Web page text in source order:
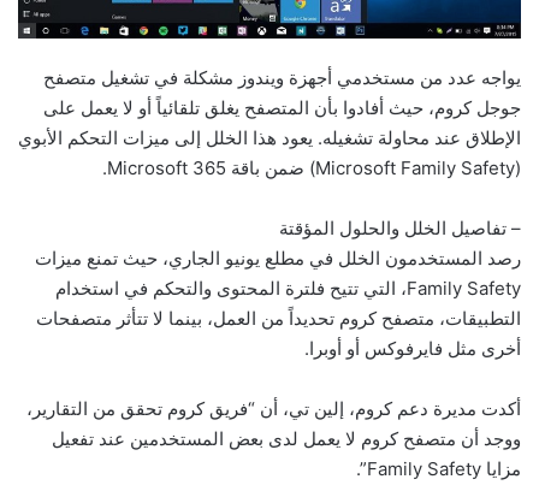
يواجه عدد من مستخدمي أجهزة ويندوز مشكلة في تشغيل متصفح
جوجل كروم، حيث أفادوا بأن المتصفح يغلق تلقائياً أو لا يعمل على
الإطلاق عند محاولة تشغيله. يعود هذا الخلل إلى ميزات التحكم الأبوي
(Microsoft Family Safety) ضمن باقة Microsoft 365.
– تفاصيل الخلل والحلول المؤقتة
رصد المستخدمون الخلل في مطلع يونيو الجاري، حيث تمنع ميزات
Family Safety، التي تتيح فلترة المحتوى والتحكم في استخدام
التطبيقات، متصفح كروم تحديداً من العمل، بينما لا تتأثر متصفحات
أخرى مثل فايرفوكس أو أوبرا.
أكدت مديرة دعم كروم، إلين تي، أن “فريق كروم تحقق من التقارير،
ووجد أن متصفح كروم لا يعمل لدى بعض المستخدمين عند تفعيل
مزايا Family Safety”.